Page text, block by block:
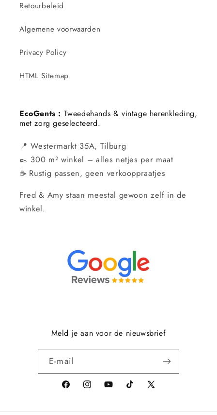
Retourbeleid
Algemene voorwaarden
Privacy Policy
HTML Sitemap
EcoGents : Tweedehands & vintage herenkleding,
met zorg geselecteerd.
📍 Westermarkt 35A, Tilburg
👞 300 m² winkel – alles netjes per maat
☕ Rustig passen, geen verkooppraatjes
Fred & Amy staan meestal gewoon zelf in de
winkel.
Meld je aan voor de nieuwsbrief
E‑mail
FacebookInstagramYouTubeTikTok
X